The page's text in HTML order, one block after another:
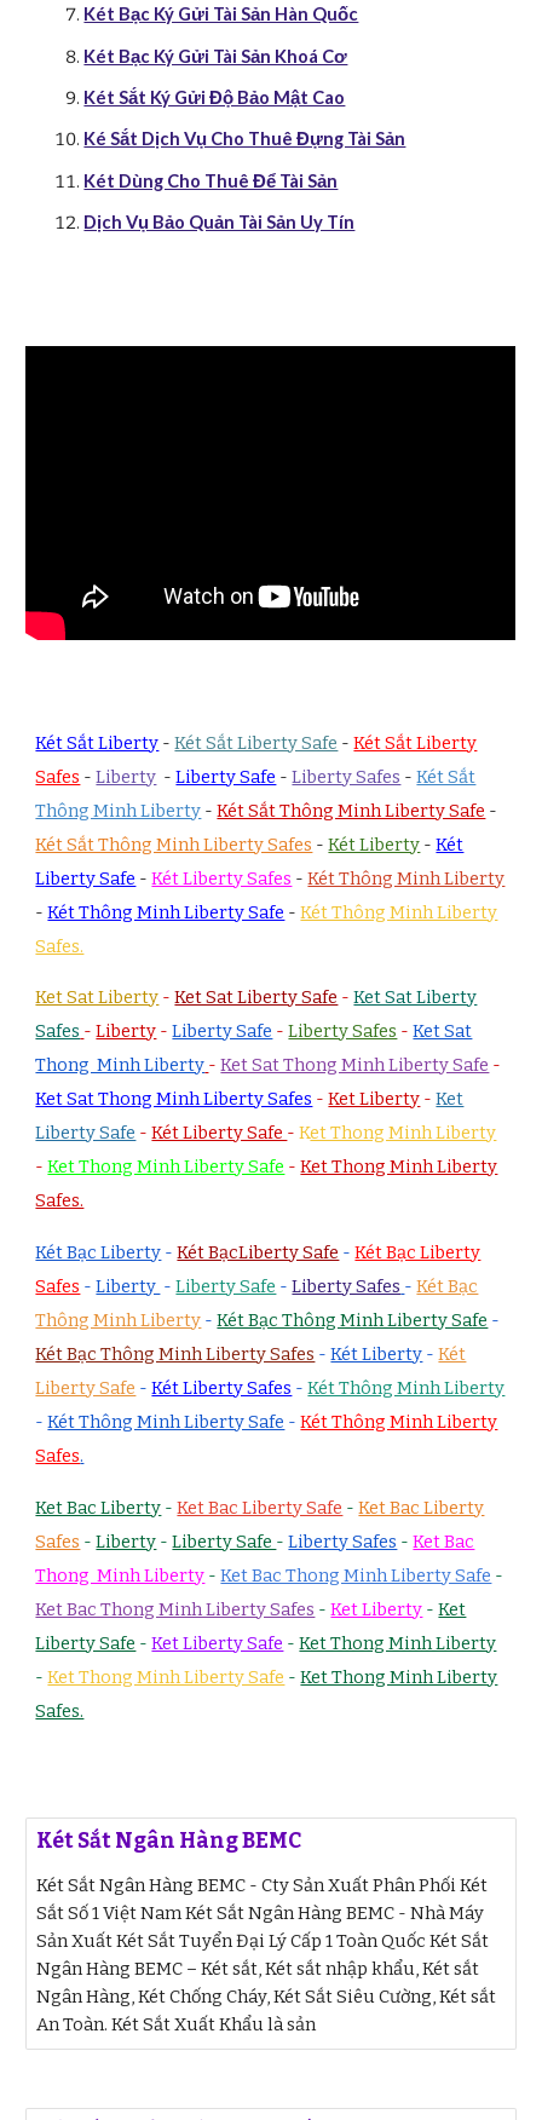
Két Bạc Ký Gửi Tài Sản Hàn Quốc
Két Bạc Ký Gửi Tài Sản Khoá Cơ
Két Sắt Ký Gửi Độ Bảo Mật Cao
Ké Sắt Dịch Vụ Cho Thuê Đựng Tài Sản
Két Dùng Cho Thuê Để Tài Sản
Dịch Vụ Bảo Quản Tài Sản Uy Tín
Két Sắt Liberty -Két Sắt Liberty Safe -Két Sắt Liberty
Safes -Liberty -Liberty Safe -Liberty Safes -Két Sắt
Thông Minh Liberty -Két Sắt Thông Minh Liberty Safe -
Két Sắt Thông Minh Liberty Safes -Két Liberty -Két
Liberty Safe -Két Liberty Safes -Két Thông Minh Liberty
-Két Thông Minh Liberty Safe -Két Thông Minh Liberty
Safes.
Ket Sat Liberty -Ket Sat Liberty Safe -Ket Sat Liberty
Safes -Liberty -Liberty Safe -Liberty Safes -Ket Sat
Thong Minh Liberty -Ket Sat Thong Minh Liberty Safe -
Ket Sat Thong Minh Liberty Safes -Ket Liberty -Ket
Liberty Safe -Két Liberty Safe -Ket Thong Minh Liberty
-Ket Thong Minh Liberty Safe -Ket Thong Minh Liberty
Safes.
Két Bạc Liberty -Két BạcLiberty Safe -Két Bạc Liberty
Safes -Liberty -Liberty Safe -Liberty Safes -Két Bạc
Thông Minh Liberty -Két Bạc Thông Minh Liberty Safe -
Két Bạc Thông Minh Liberty Safes -Két Liberty -Két
Liberty Safe -Két Liberty Safes -Két Thông Minh Liberty
-Két Thông Minh Liberty Safe -Két Thông Minh Liberty
Safes.
Ket Bac Liberty -Ket Bac Liberty Safe -Ket Bac Liberty
Safes -Liberty -Liberty Safe -Liberty Safes -Ket Bac
Thong Minh Liberty -Ket Bac Thong Minh Liberty Safe -
Ket Bac Thong Minh Liberty Safes -Ket Liberty -Ket
Liberty Safe -Ket Liberty Safe -Ket Thong Minh Liberty
-Ket Thong Minh Liberty Safe -Ket Thong Minh Liberty
Safes.
Két Sắt Ngân Hàng BEMC
Két Sắt Ngân Hàng BEMC - Cty Sản Xuất Phân Phối Két
Sắt Số 1 Việt Nam Két Sắt Ngân Hàng BEMC - Nhà Máy
Sản Xuất Két Sắt Tuyển Đại Lý Cấp 1 Toàn Quốc Két Sắt
Ngân Hàng BEMC – Két sắt, Két sắt nhập khẩu, Két sắt
Ngân Hàng, Két Chống Cháy, Két Sắt Siêu Cường, Két sắt
An Toàn. Két Sắt Xuất Khẩu là sản